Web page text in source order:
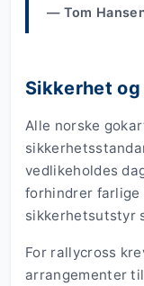
— Tom
Sikkerhet
Alle norske
vedlikeholdes
forhindrer farlige
sikkerhetsutstyr
For rallycross
arrangementer